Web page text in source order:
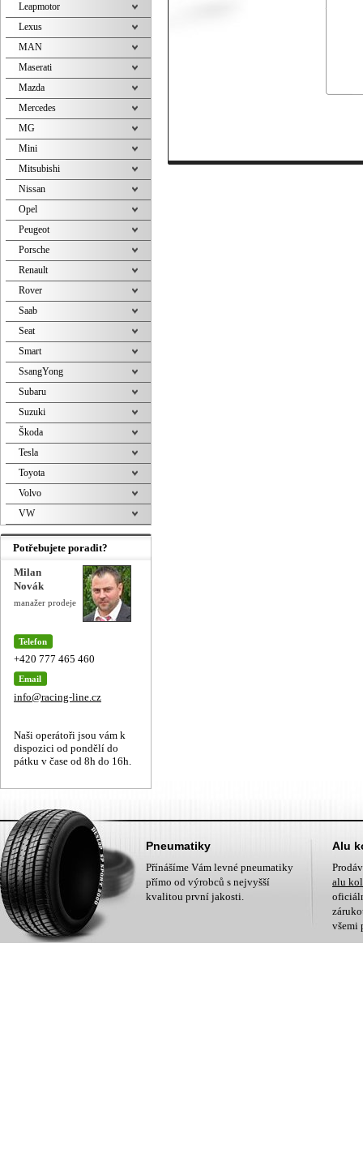
Leapmotor
Lexus
MAN
Maserati
Mazda
Mercedes
MG
Mini
Mitsubishi
Nissan
Opel
Peugeot
Porsche
Renault
Rover
Saab
Seat
Smart
SsangYong
Subaru
Suzuki
Škoda
Tesla
Toyota
Volvo
VW
Potřebujete poradit?
Milan
Novák
manažer prodeje
Telefon
+420 777 465 460
Email
info@racing-line.cz
Naši operátoři jsou vám k
dispozici od pondělí do
pátku v čase od 8h do 16h.
Pneumatiky
Přínášíme Vám levné pneumatiky
přímo od výrobců s nejvyšší
kvalitou první jakosti.
Alu
alu
všemi